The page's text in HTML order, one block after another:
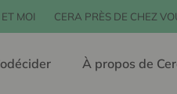
MOI CERA PRÈS DE CHEZ
À propos de